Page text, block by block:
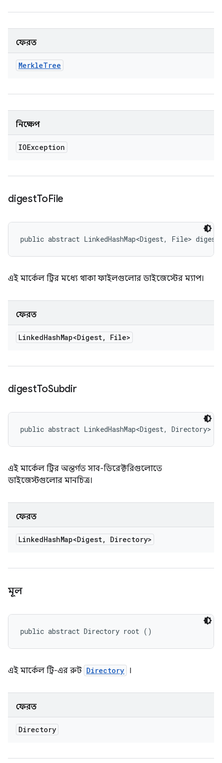
ফেরত
MerkleTree
নিক্ষেপ
IOException
digestToFile
public abstract LinkedHashMap<Digest, File>
এই মার্কেল ট্রির মধ্যে থাকা ফাইলগুলোর ডাইজেস্টের ম্যাপ।
ফেরত
LinkedHashMap<Digest, File>
digestToSubdir
public abstract LinkedHashMap<Digest, Directory>
এই মার্কেল ট্রির অন্তর্গত সাব-ডিরেক্টরিগুলোতে
ডাইজেস্টগুলোর মানচিত্র।
ফেরত
LinkedHashMap<Digest, Directory>
মূল
public abstract Directory root ()
এই মার্কেল ট্রি-এর রুট Directory ।
ফেরত
Directory